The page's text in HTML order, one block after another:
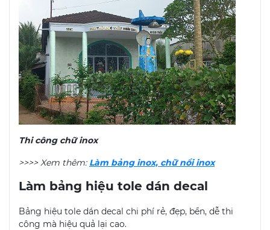
Thi công chữ inox
>>>> Xem thêm: Làm bảng inox, chữ nổi inox
Làm bảng hiệu tole dán decal
Bảng hiệu tole dán decal chi phí rẻ, đẹp, bền, dễ thi
công mà hiệu quả lại cao.